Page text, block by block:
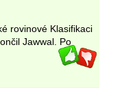
rovinové Klasifikaci
Jawwal. Po